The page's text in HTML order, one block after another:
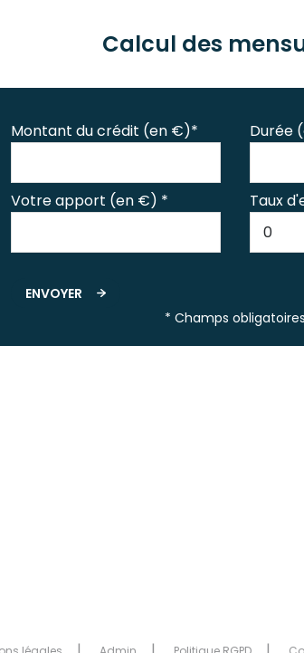
Calcul des
Montant du crédit (en €)* Durée
Votre apport (en €) * Taux
ENVOYER
* Champs obligatoires